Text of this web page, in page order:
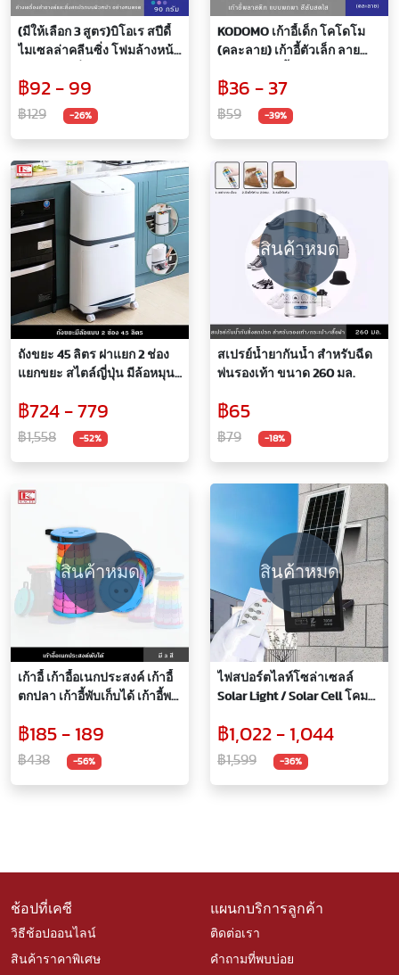
(มีให้เลือก 3 สูตร)บิโอเร สปีดี้
ไมเซลล่าคลีนซิ่ง โฟมล้างหน้า
Speedy Micellar ขนาด 90
กรัม
฿92 - 99
฿129 -26%
KODOMO เก้าอี้เด็ก โคโดโม
(คละลาย) เก้าอี้ตัวเล็ก ลาย
สะดวก 1 ตัว
฿36 - 37
฿59 -39%
ถังขยะ 45 ลิตร ฝาแยก 2 ช่อง
แยกขยะ สไตล์ญี่ปุ่น มีล้อหมุน
สะดวก บรรจุได้เยอะ
฿724 - 779
฿1,558 -52%
สินค้าหมด
สเปรย์น้ำยากันน้ำ สำหรับฉีด
พ่นรองเท้า ขนาด 260 มล.
฿65
฿79 -18%
สินค้าหมด
เก้าอี้ เก้าอี้อเนกประสงค์ เก้าอี้
ตกปลา เก้าอี้พับเก็บได้ เก้าอี้พก
น้ำหนักได้ดี
฿185 - 189
฿438 -56%
สินค้าหมด
ไฟสปอร์ตไลท์โซล่าเซลล์
Solar Light / Solar Cell โคม
ไฟถนน พลังงานแสงอาทิตย์
ขนาด 700 วัตต์
฿1,022 - 1,044
฿1,599 -36%
ช้อปที่เคซี
วิธีช้อปออนไลน์
สินค้าราคาพิเศษ
แผนกบริการลูกค้า
ติดต่อเรา
คำถามที่พบบ่อย